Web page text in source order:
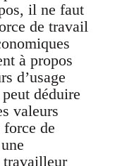
il ne faut
de travail
à propos
d’usage
déduire
valeurs
force de
travailleur